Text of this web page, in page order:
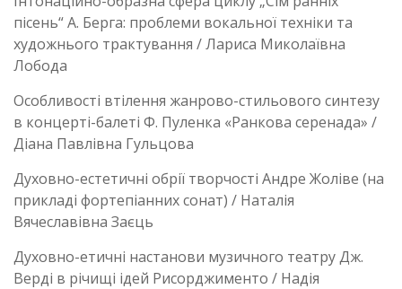
пісень“ А. Берга: проблеми вокальної техніки та
художнього трактування / Лариса Миколаївна
Лобода
Особливості втілення жанрово-стильового синтезу
в концерті-балеті Ф. Пуленка «Ранкова серенада» /
Діана Павлівна Гульцова
Духовно-естетичні обрії творчості Андре Жоліве (на
прикладі фортепіанних сонат) / Наталія
Вячеславівна Заєць
Духовно-етичні настанови музичного театру Дж.
Верді в річищі ідей Рисорджименто / Надія